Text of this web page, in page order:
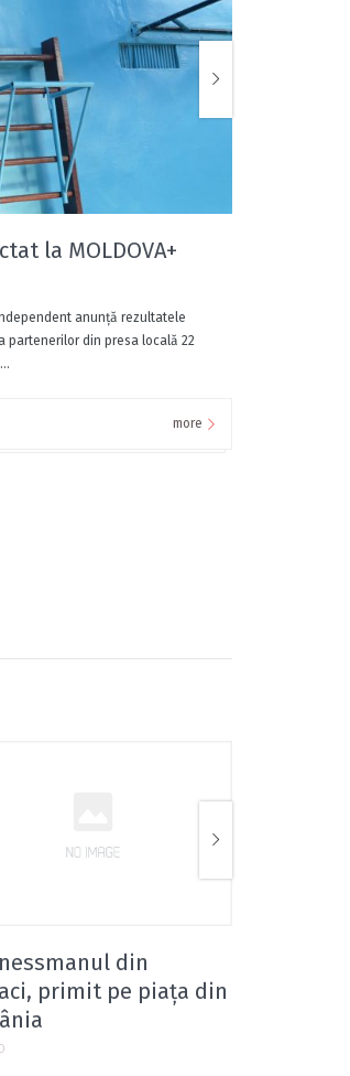
la MOLDOVA+
anunță rezultatele
partenerilor din presa locală 22
more
din
primit pe piața din